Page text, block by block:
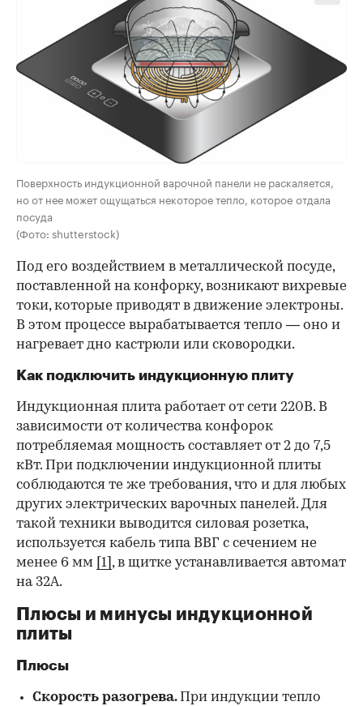
Поверхность индукционной варочной панели не раскаляется,
но от нее может ощущаться некоторое тепло, которое отдала
посуда
(Фото: shutterstock)
Под его воздействием в металлической посуде,
поставленной на конфорку, возникают вихревые
токи, которые приводят в движение электроны.
В этом процессе вырабатывается тепло — оно и
нагревает дно кастрюли или сковородки.
Как подключить индукционную плиту
Индукционная плита работает от сети 220В. В
зависимости от количества конфорок
потребляемая мощность составляет от 2 до 7,5
кВт. При подключении индукционной плиты
соблюдаются те же требования, что и для любых
других электрических варочных панелей. Для
такой техники выводится силовая розетка,
используется кабель типа ВВГ с сечением не
менее 6 мм [1] , в щитке устанавливается автомат
на 32А.
Плюсы и минусы индукционной
плиты
Плюсы
Скорость разогрева. При индукции тепло